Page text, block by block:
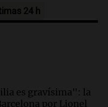
en Mendoza:
un muerto
dos autos desde
24 h
es gravísima": la
por Lionel